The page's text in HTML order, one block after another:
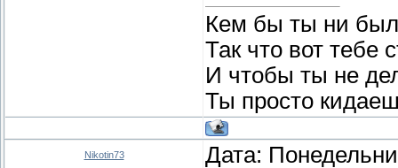
Кем бы ты ни
Так что вот тебе
И чтобы ты не
Ты просто
Nikotin73 Дата: